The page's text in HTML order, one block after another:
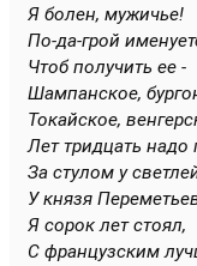
Я болен, мужичье!
По-да-грой
Чтоб получить ее -
Шампанское,
Токайское,
Лет тридцать надо
За стулом у
У князя
Я сорок лет стоял,
С французским